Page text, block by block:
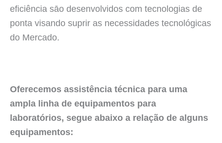
eficiência sāo desenvolvidos com tecnologias de
ponta visando suprir as necessidades tecnológicas
do Mercado.
Oferecemos assistência técnica para uma
ampla linha de equipamentos para
laboratórios, segue abaixo a relação de alguns
equipamentos: